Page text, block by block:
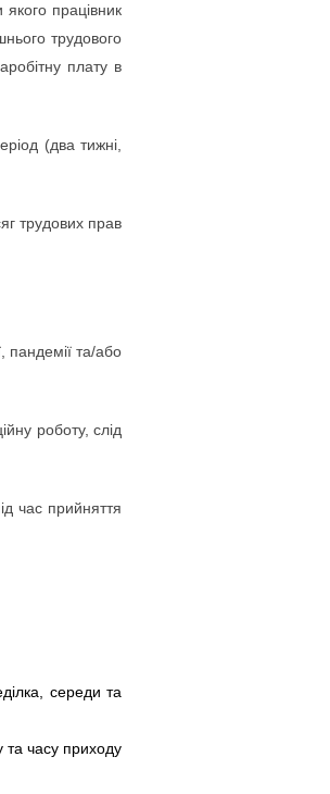
працівник
трудового
плату в
(два тижні,
трудових прав
пандемії та/або
роботу, слід
час прийняття
середи та
та часу приходу